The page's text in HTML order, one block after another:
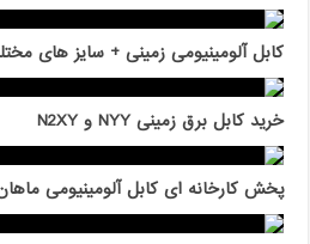
کابل آلومینیومی زمینی + سایز های
خرید کابل برق زمینی NYY و N2XY
پخش کارخانه ای کابل آلومینیومی ماهان